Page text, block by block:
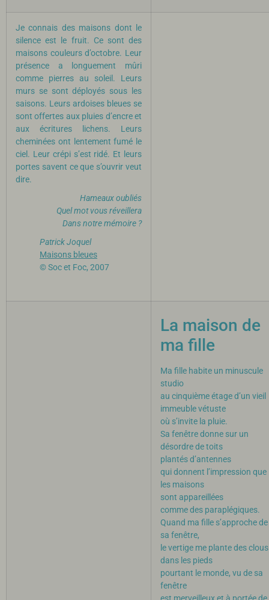
Je connais des maisons dont le
silence est le fruit. Ce sont des
maisons couleurs d’octobre. Leur
présence a longuement mûri
comme pierres au soleil. Leurs
murs se sont déployés sous les
saisons. Leurs ardoises bleues se
sont offertes aux pluies d’encre et
aux écritures lichens. Leurs
cheminées ont lentement fumé le
ciel. Leur crépi s’est ridé. Et leurs
portes savent ce que s’ouvrir veut
dire.
Hameaux oubliés
Quel mot vous réveillera
Dans notre mémoire ?
Patrick Joquel
Maisons bleues
© Soc et Foc, 2007
La maison de
ma fille
Ma fille habite un minuscule
studio
au cinquième étage d’un vieil
immeuble vétuste
où s’invite la pluie.
Sa fenêtre donne sur un
désordre de toits
plantés d’antennes
qui donnent l’impression que
les maisons
sont appareillées
comme des paraplégiques.
Quand ma fille s’approche de
sa fenêtre,
le vertige me plante des clous
dans les pieds
pourtant le monde, vu de sa
fenêtre